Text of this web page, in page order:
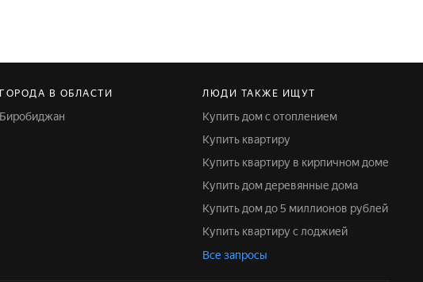
ГОРОДА В ОБЛАСТИ
Биробиджан
ЛЮДИ ТАКЖЕ ИЩУТ
Купить дом с отоплением
Купить квартиру
Купить квартиру в кирпичном доме
Купить дом деревянные дома
Купить дом до 5 миллионов рублей
Купить квартиру с лоджией
Все запросы